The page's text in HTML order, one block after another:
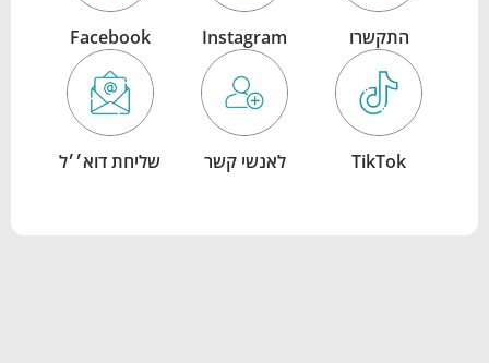
התקשרו Instagram
Facebook
TikTok לאנשי קשר שליחת דוא׳׳ל